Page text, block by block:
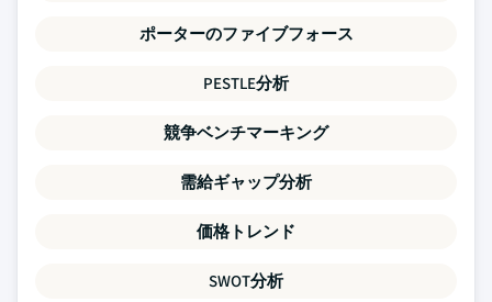
ポーターのファイブフォース
PESTLE分析
競争ベンチマーキング
需給ギャップ分析
価格トレンド
SWOT分析